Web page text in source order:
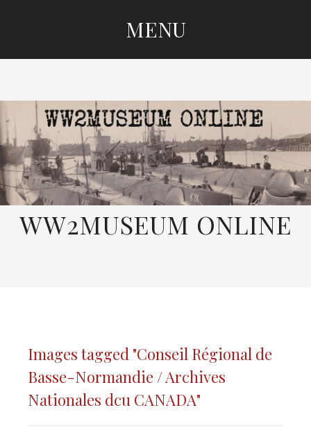
MENU
CONTENT
WW2MUSEUM ONLINE
Images tagged "Conseil Régional de
Basse-Normandie / Archives
Nationales dcu CANADA"